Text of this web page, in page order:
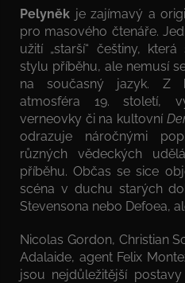
Pelyněk je zajímavý a
pro masového čtenáře.
užití „starší“ češtiny,
stylu příběhu, ale nemusí
na současný jazyk. Z
atmosféra 19. století,
verneovky či na kultovní
odrazuje náročnými
různých vědeckých
příběhu. Občas se sice
scéna v duchu starých
Stevensona nebo Defoea,
Nicolas Gordon, Christian
Adalaide, agent Felix
jsou nejdůležitější